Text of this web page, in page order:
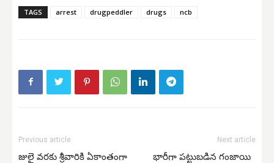
TAGS arrest drugpeddler drugs ncb
Previous article
జులై వరకు శ్రీవారికి ఏకాంతంగా
Next article
భారీగా పట్టుబడిన గంజాయి